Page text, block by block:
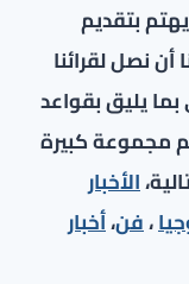
بتقديم
نصل لقرائنا
بما يليق بقواعد
مجموعة كبيرة
الأخبار
،فن،أخبار